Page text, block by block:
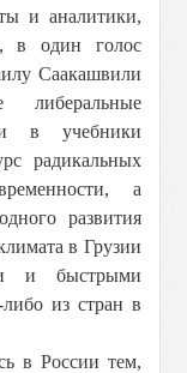
и аналитики,
в один голос
Саакашвили
либеральные
в учебники
радикальных
а
развития
в Грузии
и быстрыми
из стран в
в России тем,